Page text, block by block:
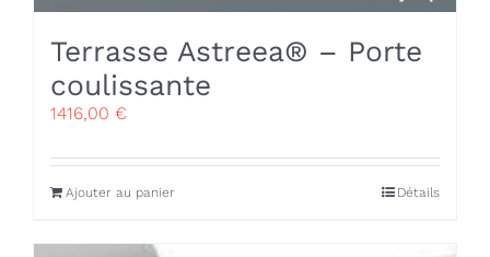
Terrasse Astreea® – Porte
coulissante
1416,00 €
Ajouter au panier Détails